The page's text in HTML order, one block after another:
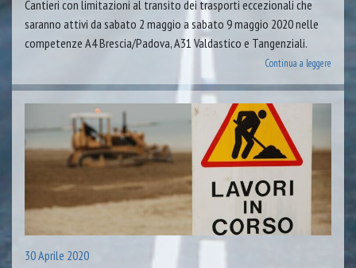
Cantieri con limitazioni al transito dei trasporti eccezionali che
saranno attivi da sabato 2 maggio a sabato 9 maggio 2020 nelle
competenze A4 Brescia/Padova, A31 Valdastico e Tangenziali.
Continua a leggere
30 Aprile 2020